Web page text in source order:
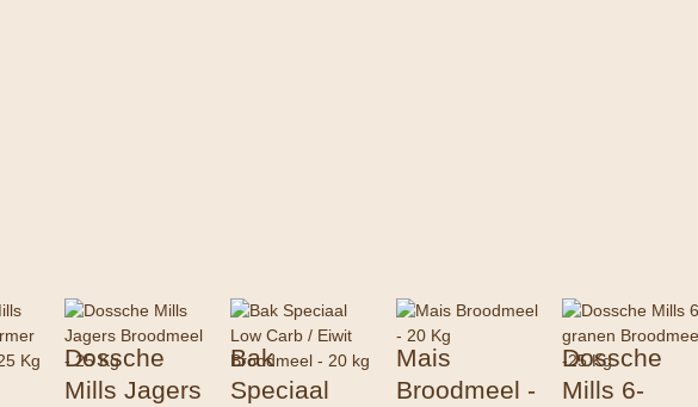
Dossche
Mills Jagers
Bak
Speciaal
Mais
Broodmeel -
Dossche
Mills 6-